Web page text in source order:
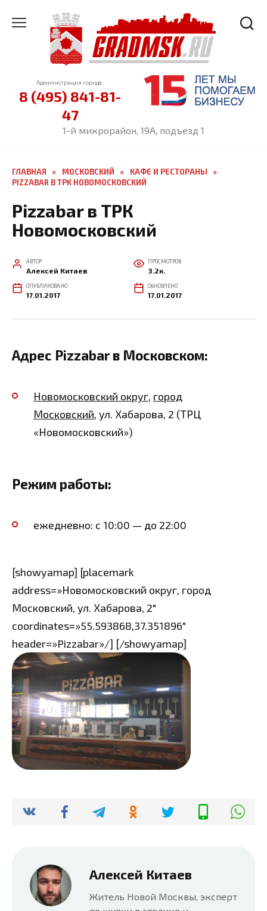
содержанию
Администрация города:
8 (495) 841-81-
47
1-й микрорайон, 19А, подъезд 1
ГЛАВНАЯ » МОСКОВСКИЙ » КАФЕ И РЕСТОРАНЫ
»
PIZZABAR В ТРК НОВОМОСКОВСКИЙ
Pizzabar в ТРК
Новомосковский
АВТОР
Алексей Китаев
ПРОСМОТРОВ
3.2к.
ОПУБЛИКОВАНО
17.01.2017
ОБНОВЛЕНО
17.01.2017
Адрес Pizzabar в Московском:
Новомосковский округ, город
Московский, ул. Хабарова, 2 (ТРЦ
«Новомосковский»)
Режим работы:
ежедневно: с 10:00 — до 22:00
[showyamap] [placemark
address=»Новомосковский округ, город
Московский, ул. Хабарова, 2″
coordinates=»55.593868,37.351896″
header=»Pizzabar»/] [/showyamap]
Алексей Китаев
Житель Новой Москвы, эксперт